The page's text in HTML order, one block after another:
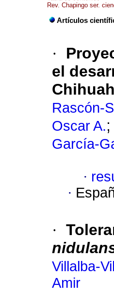
Rev. Chapingo ser.
Artículos
·
el
Rascón-
Oscar A.;
García-
·
·
·
Villalba-
Amir